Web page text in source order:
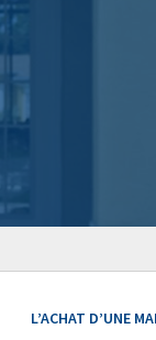
L’ACHAT D’UNE